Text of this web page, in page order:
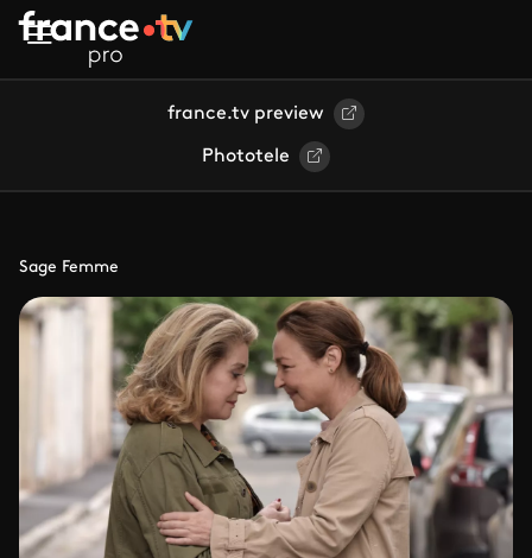
Aller au contenu principal
france.tv preview
Phototele
Sage Femme